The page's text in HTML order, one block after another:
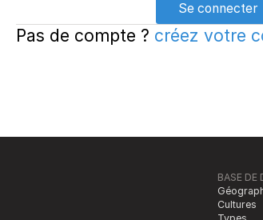
Se connecter
Pas de compte ? créez votre
BASE DE
Cultures